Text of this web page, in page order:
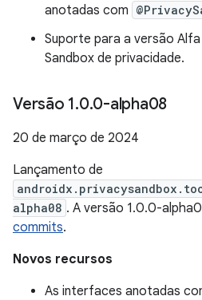
anotadas com
Suporte para a versão
Sandbox de privacidade.
Versão 1.0.0-alpha08
20 de março de 2024
Lançamento de
alpha08 . A versão 1.0.0-
commits.
Novos recursos
As interfaces anotadas